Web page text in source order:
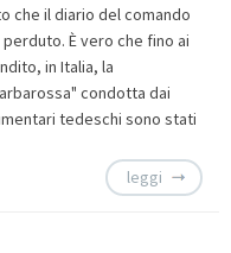
che il diario del comando
È vero che fino ai
in Italia, la
condotta dai
tedeschi sono stati
leggi